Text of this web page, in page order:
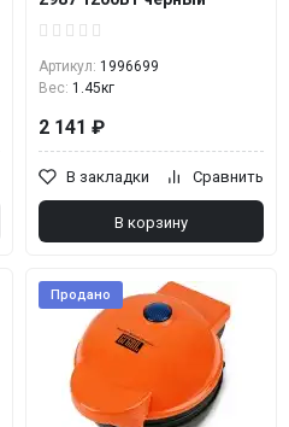
Артикул: 1996699
Вес: 1.45кг
2 141 ₽
В закладки Сравнить
В корзину
Продано